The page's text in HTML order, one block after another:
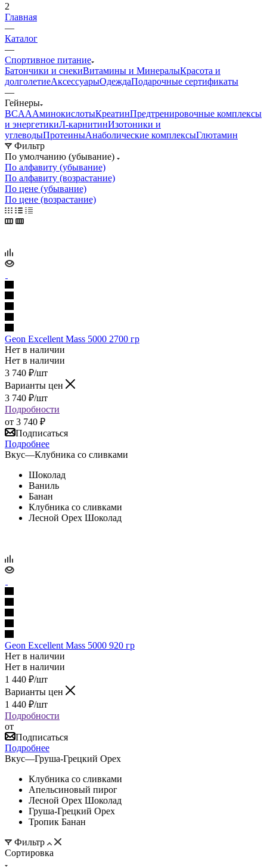
2
Главная
—
Каталог
—
Спортивное питание
Батончики и снекиВитамины и МинералыКрасота и
долголетиеАксессуарыОдеждаПодарочные сертификаты
—
Гейнеры
BCAAАминокислотыКреатинПредтренировочные комплексы
и энергетикиЛ-карнитинИзотоники и
углеводыПротеиныАнаболические комплексыГлютамин
Фильтр
По умолчанию (убывание)
По алфавиту (убывание)
По алфавиту (возрастание)
По цене (убывание)
По цене (возрастание)
Geon Excellent Mass 5000 2700 гр
Нет в наличии
Нет в наличии
3 740 ₽/шт
Варианты цен
3 740 ₽/шт
Подробности
от 3 740 ₽
Подписаться
Подробнее
Вкус—Клубника со сливками
Шоколад
Ваниль
Банан
Клубника со сливками
Лесной Орех Шоколад
Geon Excellent Mass 5000 920 гр
Нет в наличии
Нет в наличии
1 440 ₽/шт
Варианты цен
1 440 ₽/шт
Подробности
от
Подписаться
Подробнее
Вкус—Груша-Грецкий Орех
Клубника со сливками
Апельсиновый пирог
Лесной Орех Шоколад
Груша-Грецкий Орех
Тропик Банан
Фильтр
Сортировка